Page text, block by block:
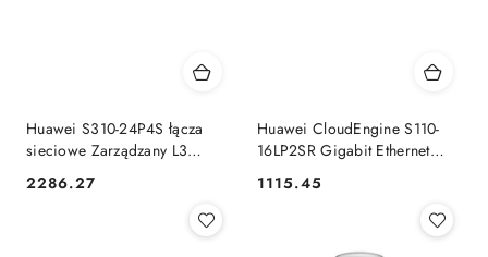
Huawei S310-24P4S łącza
sieciowe Zarządzany L3
Gigabit Ethernet
(10/100/1000) Obsługa PoE
Cena:
2286.27
Huawei CloudEngine S110-
16LP2SR Gigabit Ethernet
(10/100/1000) Obsługa PoE
1U Szary
Cena:
1115.45